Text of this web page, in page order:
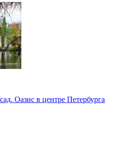
Оазис в центре Петербурга